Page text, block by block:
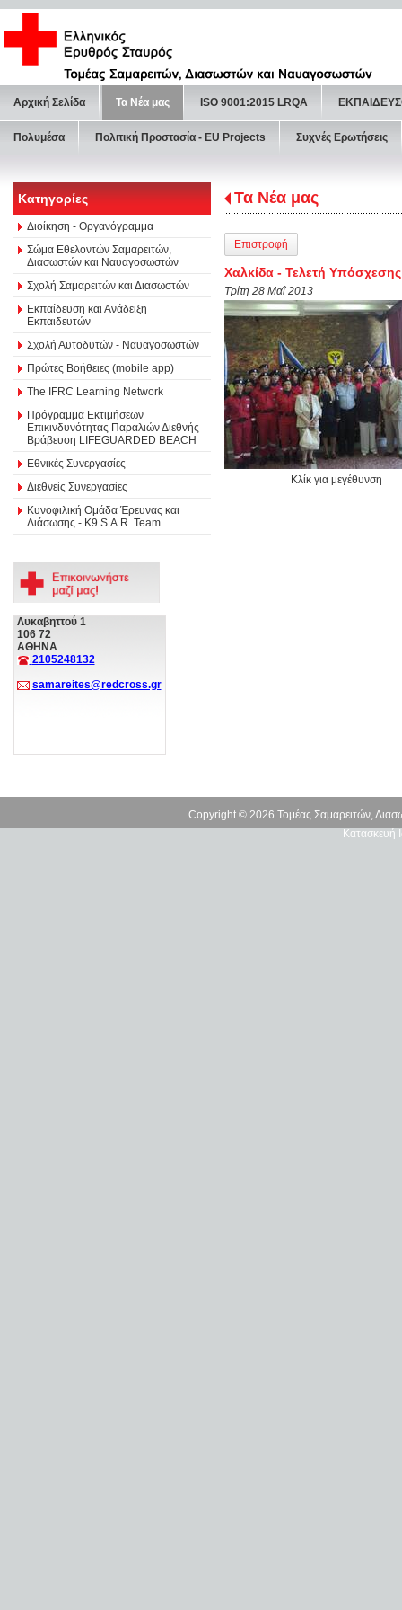
Αρχική Σελίδα Τα Νέα μας ISO 9001:2015 LRQA
Πολυμέσα Πολιτική Προστασία - ΕU Projects Συχνές Ερωτήσεις
Κατηγορίες
Διοίκηση - Οργανόγραμμα
Σώμα Εθελοντών Σαμαρειτών,
Διασωστών και Ναυαγοσωστών
Σχολή Σαμαρειτών και Διασωστών
Εκπαίδευση και Ανάδειξη
Εκπαιδευτών
Σχολή Αυτοδυτών - Ναυαγοσωστών
Πρώτες Βοήθειες (mobile app)
The IFRC Learning Network
Πρόγραμμα Εκτιμήσεων
Επικινδυνότητας Παραλιών Διεθνής
Βράβευση LIFEGUARDED BEACH
Εθνικές Συνεργασίες
Διεθνείς Συνεργασίες
Κυνοφιλική Ομάδα Έρευνας και
Διάσωσης - Κ9 S.A.R. Team
Λυκαβηττού 1
106 72
ΑΘΗΝΑ
2105248132
samareites@redcross.gr
Τα Νέα μας
Επιστροφή
Χαλκίδα - Τελετή
Τρίτη 28 Μαΐ 2013
Κλίκ για μεγέθυνση
Copyright © 2026 Τομέας Σαμαρειτών,
Κατασκευή